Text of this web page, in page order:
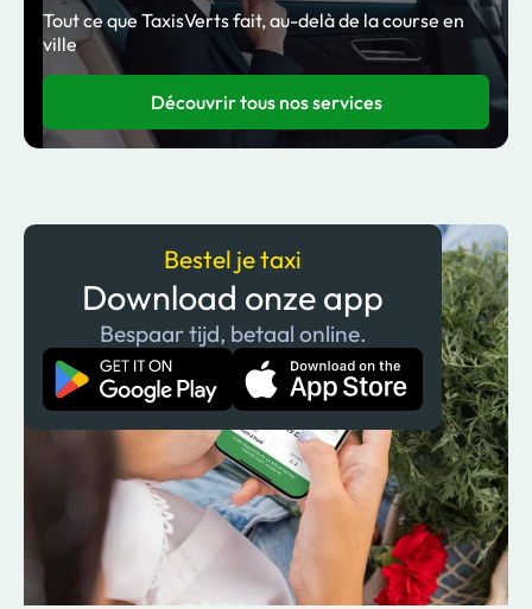
Tout ce que TaxisVerts fait, au-delà de la course en
ville
Découvrir tous nos services
Bestel je taxi
Download onze app
Bespaar tijd, betaal online.